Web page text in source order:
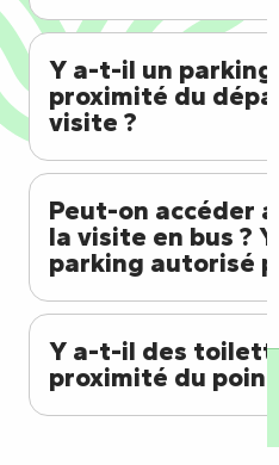
Y a-t-il un
proximité du
visite ?
Peut-on accéder
la visite en bus ?
parking autorisé
Y a-t-il des
proximité du point